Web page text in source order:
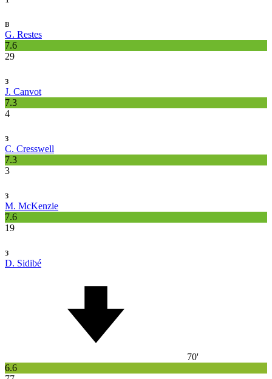
в
G. Restes
7.6
29
з
J. Canvot
7.3
4
з
C. Cresswell
7.3
3
з
M. McKenzie
7.6
19
з
D. Sidibé
70'
6.6